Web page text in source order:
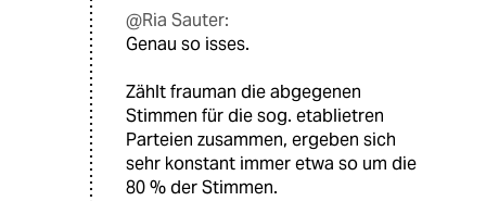
@Ria Sauter:
Genau so isses.
Zählt frauman die abgegenen
Stimmen für die sog. etablietren
Parteien zusammen, ergeben sich
sehr konstant immer etwa so um die
80 % der Stimmen.